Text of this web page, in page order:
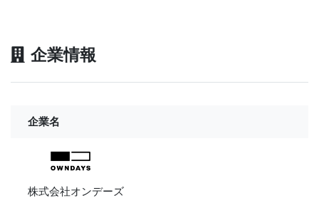
企業情報
企業名
株式会社オンデーズ